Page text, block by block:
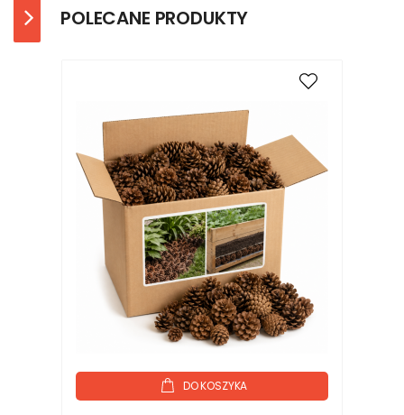
POLECANE PRODUKTY
DO KOSZYKA